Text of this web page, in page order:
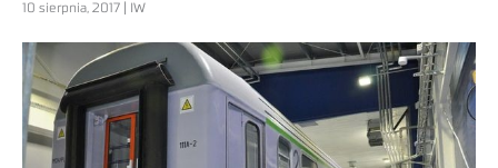
10 sierpnia, 2017 | IW